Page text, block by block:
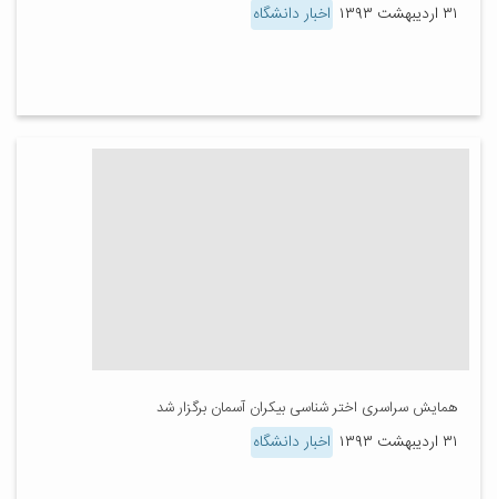
۳۱ اردیبهشت ۱۳۹۳ اخبار دانشگاه
همایش سراسری اختر شناسی بیکران آسمان برگزار شد
۳۱ اردیبهشت ۱۳۹۳ اخبار دانشگاه